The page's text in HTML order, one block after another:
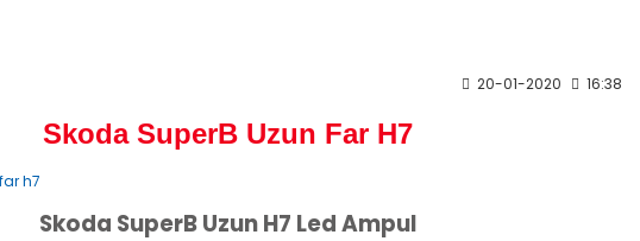
20-01-2020 16:38
Skoda SuperB Uzun Far H7
Skoda SuperB Uzun H7 Led Ampul